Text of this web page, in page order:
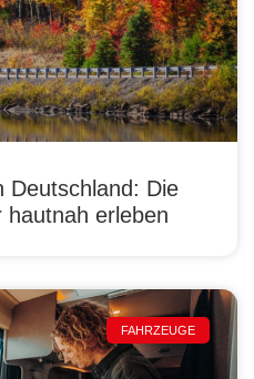
Deutschland: Die
hautnah erleben
FAHRZEUGE